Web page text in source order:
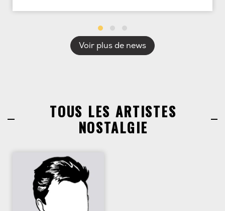
Voir plus de news
TOUS LES ARTISTES
NOSTALGIE